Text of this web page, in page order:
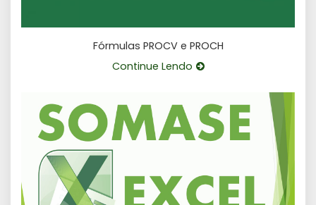
Fórmulas PROCV e PROCH
Continue Lendo